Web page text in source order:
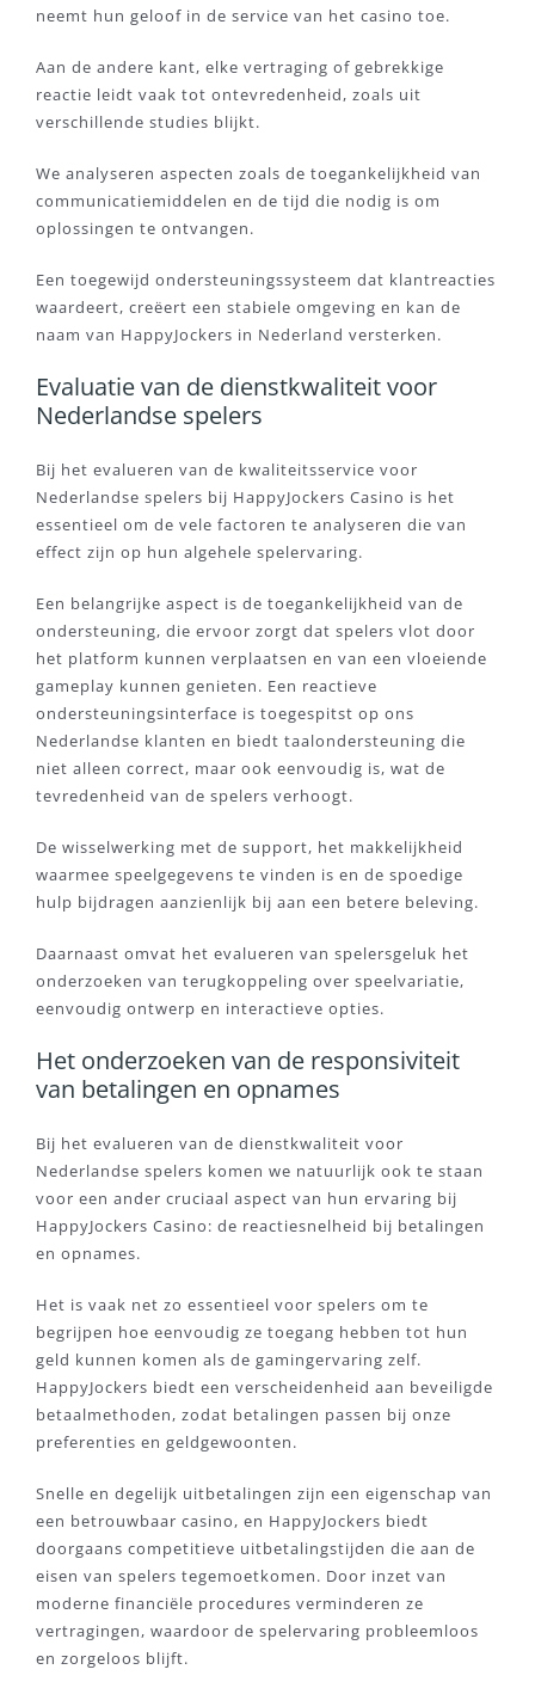
neemt hun geloof in de service van het casino toe.
Aan de andere kant, elke vertraging of gebrekkige
reactie leidt vaak tot ontevredenheid, zoals uit
verschillende studies blijkt.
We analyseren aspecten zoals de toegankelijkheid van
communicatiemiddelen en de tijd die nodig is om
oplossingen te ontvangen.
Een toegewijd ondersteuningssysteem dat klantreacties
waardeert, creëert een stabiele omgeving en kan de
naam van HappyJockers in Nederland versterken.
Evaluatie van de dienstkwaliteit voor
Nederlandse spelers
Bij het evalueren van de kwaliteitsservice voor
Nederlandse spelers bij HappyJockers Casino is het
essentieel om de vele factoren te analyseren die van
effect zijn op hun algehele spelervaring.
Een belangrijke aspect is de toegankelijkheid van de
ondersteuning, die ervoor zorgt dat spelers vlot door
het platform kunnen verplaatsen en van een vloeiende
gameplay kunnen genieten. Een reactieve
ondersteuningsinterface is toegespitst op ons
Nederlandse klanten en biedt taalondersteuning die
niet alleen correct, maar ook eenvoudig is, wat de
tevredenheid van de spelers verhoogt.
De wisselwerking met de support, het makkelijkheid
waarmee speelgegevens te vinden is en de spoedige
hulp bijdragen aanzienlijk bij aan een betere beleving.
Daarnaast omvat het evalueren van spelersgeluk het
onderzoeken van terugkoppeling over speelvariatie,
eenvoudig ontwerp en interactieve opties.
Het onderzoeken van de responsiviteit
van betalingen en opnames
Bij het evalueren van de dienstkwaliteit voor
Nederlandse spelers komen we natuurlijk ook te staan
voor een ander cruciaal aspect van hun ervaring bij
HappyJockers Casino: de reactiesnelheid bij betalingen
en opnames.
Het is vaak net zo essentieel voor spelers om te
begrijpen hoe eenvoudig ze toegang hebben tot hun
geld kunnen komen als de gamingervaring zelf.
HappyJockers biedt een verscheidenheid aan beveiligde
betaalmethoden, zodat betalingen passen bij onze
preferenties en geldgewoonten.
Snelle en degelijk uitbetalingen zijn een eigenschap van
een betrouwbaar casino, en HappyJockers biedt
doorgaans competitieve uitbetalingstijden die aan de
eisen van spelers tegemoetkomen. Door inzet van
moderne financiële procedures verminderen ze
vertragingen, waardoor de spelervaring probleemloos
en zorgeloos blijft.